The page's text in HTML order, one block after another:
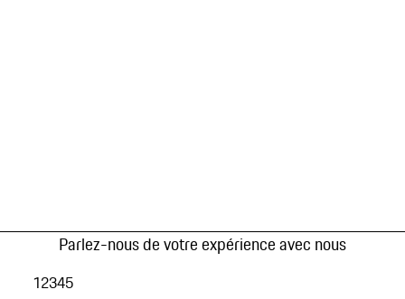
Parlez-nous de votre expérience avec nous
12345